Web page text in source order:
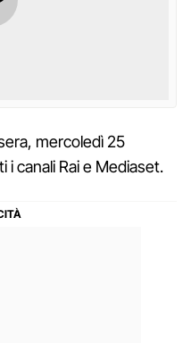
mercoledì 25
canali Rai e Mediaset.